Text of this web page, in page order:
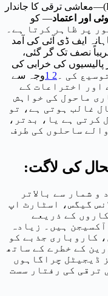
براہ راست غیر ملکی سرمایہ کاری (FDI)—معاشی ترقی کا جاندار
— کواور اعتماد
پر ظاہر کرتا ہے۔
ایف ڈی آئی کی آمد
نصف تک گر گئی،
پالیسیوں کی خرابی کی
وجہ سے1 2
کی
اور اختراعات کے
ماحول کی خواہش
غالب ہوتی ہے، تو
کرتی ہے یا، بدتر،
ساحلوں کی طرف
کی لاگت:
شمار سے بالاتر
گیگس، اسٹارٹ اپ
کے ذریعے
ہیں۔ زیادہ
کاروباری جذبے کو
کے خطرے کے ساتھ
ڈیجیٹل چراگاہوں
ترقی کی رفتار سست